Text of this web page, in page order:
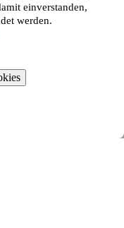
einverstanden,
werden.
ganz
die